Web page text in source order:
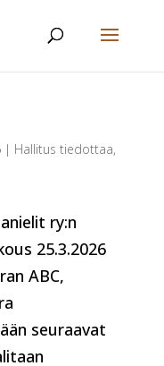
| Hallitus tiedottaa,
ry:n
25.3.2026
ABC,
seuraavat